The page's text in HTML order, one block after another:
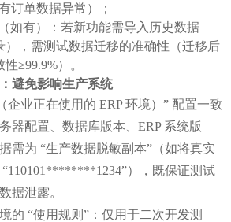
订单数据异常）；
如有）：若新功能需导入历史数据
），需测试数据迁移的准确性（迁移后
≥99.9%）。
避免影响生产系统
企业正在使用的 ERP 环境）” 配置一致
器配置、数据库版本、ERP 系统版
需为 “生产数据脱敏副本”（如将真实
），既保证测试
据泄露。
的 “使用规则”：仅用于二次开发测